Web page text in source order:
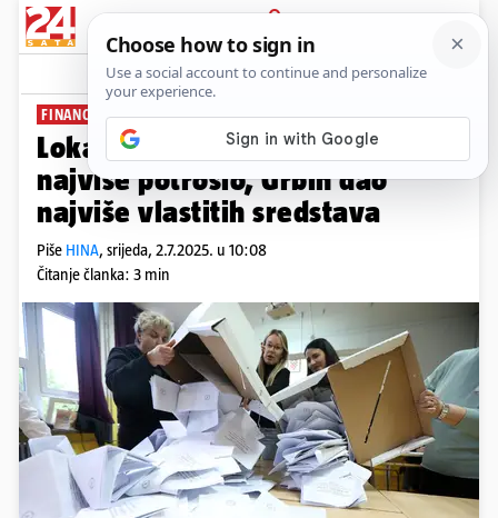
PRIJAVA
News Komentari
FINANCIJE
Lokalni izbori: Tomašević
najviše potrošio, Grbin dao
najviše vlastitih sredstava
Piše HINA, srijeda, 2.7.2025. u 10:08
Čitanje članka: 3 min